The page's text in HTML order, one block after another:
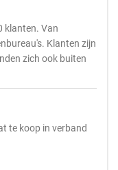
klanten. Van
Klanten zijn
zich ook buiten
te koop in verband